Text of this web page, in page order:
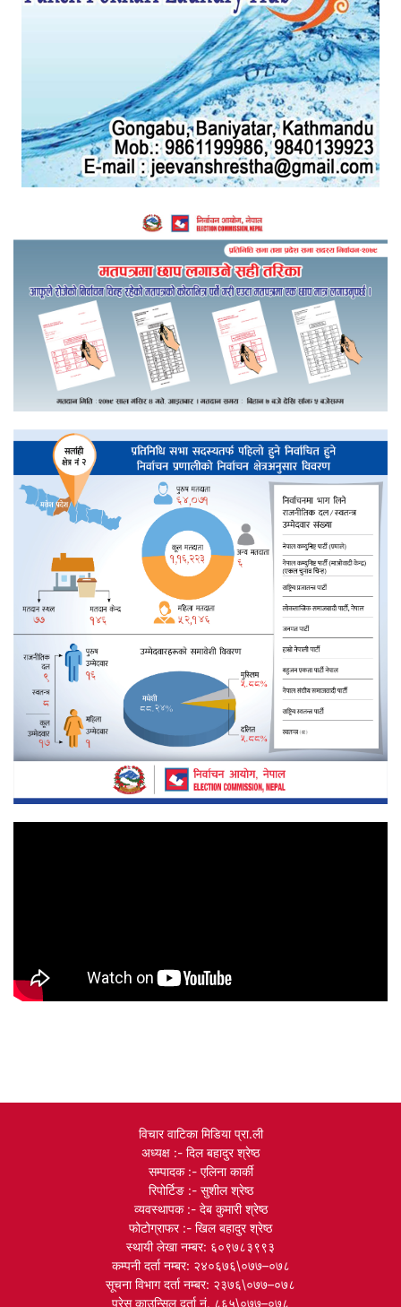
विचार वाटिका मिडिया प्रा.ली
अध्यक्ष :- दिल बहादुर श्रेष्ठ
सम्पादक :- एलिना कार्की
रिपोर्टिङ :- सुशील श्रेष्ठ
व्यवस्थापक :- देब कुमारी श्रेष्ठ
फोटोग्राफर :- खिल बहादुर श्रेष्ठ
स्थायी लेखा नम्बर: ६०९७८३९९३
कम्पनी दर्ता नम्बर: २४०६७६\०७७–०७८
सूचना विभाग दर्ता नम्बर: २३७६\०७७–०७८
प्रेस काउन्सिल दर्ता नं. ८६५\०७७–०७८